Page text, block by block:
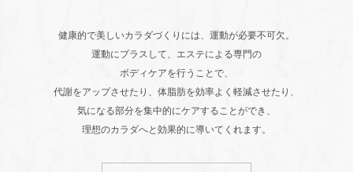
健康的で美しいカラダづくりには、運動が必要不可欠。
運動にプラスして、エステによる専門の
ボディケアを行うことで、
代謝をアップさせたり、体脂肪を効率よく軽減させたり、
気になる部分を集中的にケアすることができ、
理想のカラダへと効果的に導いてくれます。